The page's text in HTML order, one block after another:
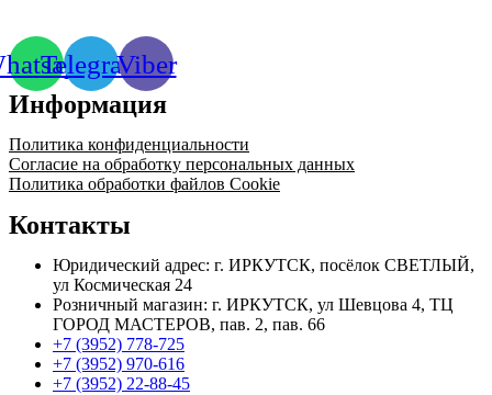
TelegramViber
Информация
Политика конфиденциальности
Согласие на обработку персональных данных
Политика обработки файлов Cookie
Контакты
Юридический адрес: г. ИРКУТСК, посёлок СВЕТЛЫЙ,
ул Космическая 24
Розничный магазин: г. ИРКУТСК, ул Шевцова 4, ТЦ
ГОРОД МАСТЕРОВ, пав. 2, пав. 66
+7 (3952) 778-725
+7 (3952) 970-616
+7 (3952) 22-88-45